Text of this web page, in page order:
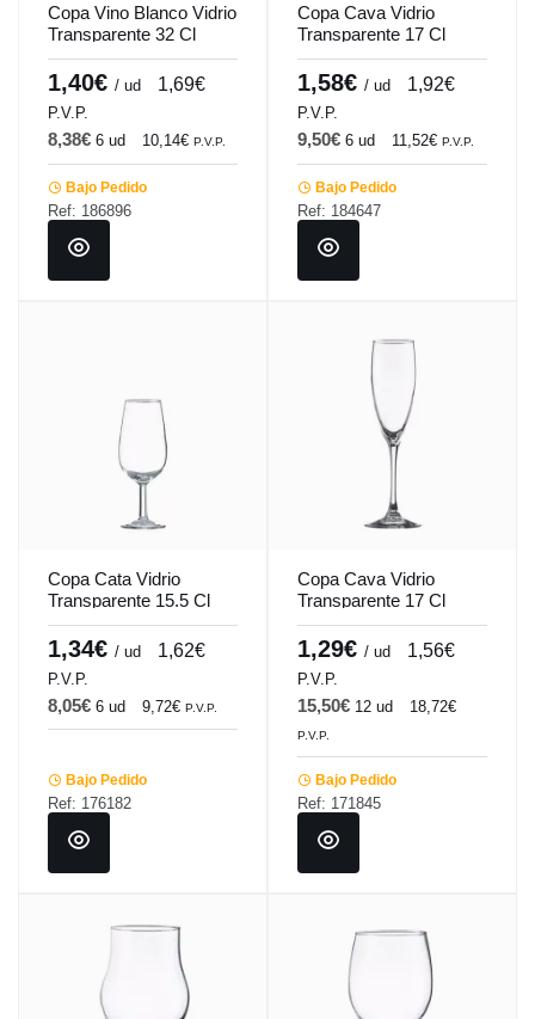
Copa Vino Blanco Vidrio
Transparente 32 Cl
Vintage Vicrila
1,40€ / ud 1,69€
P.V.P.
8,38€ 6 ud 10,14€ P.V.P.
Bajo Pedido
Ref: 186896
Copa Cava Vidrio
Transparente 17 Cl
Subirat Vicrila
1,58€ / ud 1,92€
P.V.P.
9,50€ 6 ud 11,52€ P.V.P.
Bajo Pedido
Ref: 184647
Copa Cata Vidrio
Transparente 15.5 Cl
Catavino Vicrila
1,34€ / ud 1,62€
P.V.P.
8,05€ 6 ud 9,72€ P.V.P.
Bajo Pedido
Ref: 176182
Copa Cava Vidrio
Transparente 17 Cl
Xarel Vicrila
1,29€ / ud 1,56€
P.V.P.
15,50€ 12 ud 18,72€
P.V.P.
Bajo Pedido
Ref: 171845